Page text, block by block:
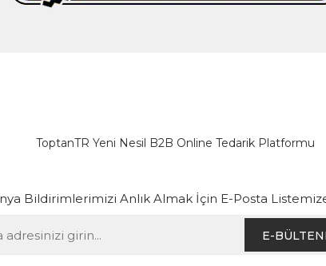
ToptanTR Yeni Nesil B2B Online Tedarik Platformu
Bildirimlerimizi Anlık Almak İçin E-Posta
E-